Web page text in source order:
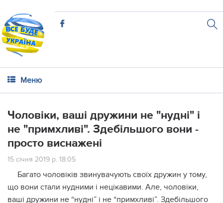
Меню
Чоловіки, ваші дружини не "нудні" і
не "примхливі". Здебільшого вони -
просто виснажені
15 січня 2019 р. 18:05
Багато чоловіків звинувачують своїх дружин у тому,
що вони стали нудними і нецікавими. Але, чоловіки,
ваші дружини не “нудні” і не “примхливі”. Здебільшого